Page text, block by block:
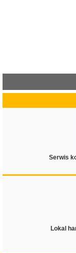
Serwis
Lokal